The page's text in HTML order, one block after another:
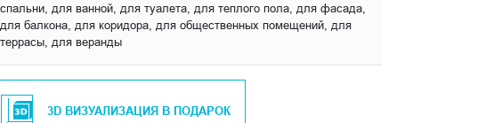
спальни, для ванной, для туалета, для теплого пола, для фасада,
для балкона, для коридора, для общественных помещений, для
террасы, для веранды
3D ВИЗУАЛИЗАЦИЯ В ПОДАРОК